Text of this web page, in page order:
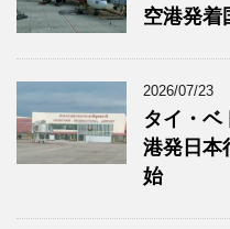
空港発着
2026/07/23
タイ・ベ
港発日本
始